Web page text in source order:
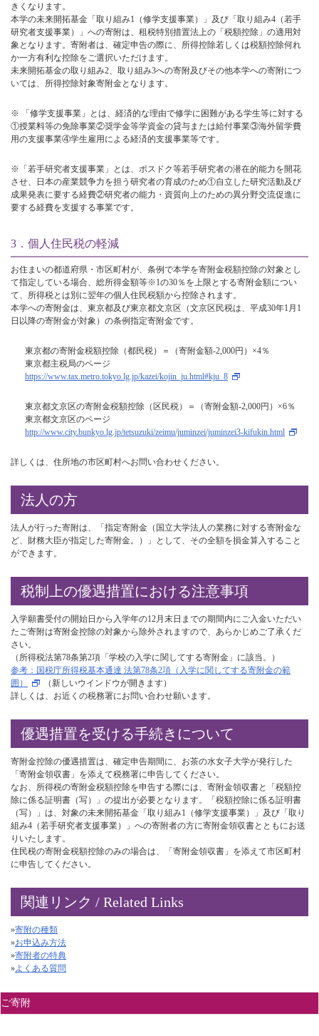
きくなります。
本学の未来開拓基金「取り組み1（修学支援事業）」及び「取り組み4（若手
研究者支援事業）」への寄附は、租税特別措置法上の「税額控除」の適用対
象となります。寄附者は、確定申告の際に、所得控除若しくは税額控除何れ
か一方有利な控除をご選択いただけます。
未来開拓基金の取り組み2、取り組み3への寄附及びその他本学への寄附につ
いては、所得控除対象寄附金となります。
※ 「修学支援事業」とは、経済的な理由で修学に困難がある学生等に対する
①授業料等の免除事業②奨学金等学資金の貸与または給付事業③海外留学費
用の支援事業④学生雇用による経済的支援事業等です。
※「若手研究者支援事業」とは、ポスドク等若手研究者の潜在的能力を開花
させ、日本の産業競争力を担う研究者の育成のため①自立した研究活動及び
成果発表に要する経費②研究者の能力・資質向上のための異分野交流促進に
要する経費を支援する事業です。
3．個人住民税の軽減
お住まいの都道府県・市区町村が、条例で本学を寄附金税額控除の対象とし
て指定している場合、総所得金額等※1の30％を上限とする寄附金額につい
て、所得税とは別に翌年の個人住民税額から控除されます。
本学への寄附金は、東京都及び東京都文京区（文京区民税は、平成30年1月1
日以降の寄附金が対象）の条例指定寄附金です。
東京都の寄附金税額控除（都民税）＝（寄附金額-2,000円）×4％
東京都主税局のページ
https://www.tax.metro.tokyo.lg.jp/kazei/kojin_ju.html#kju_8
東京都文京区の寄附金税額控除（区民税）＝（寄附金額-2,000円）×6％
東京都文京区のページ
http://www.city.bunkyo.lg.jp/tetsuzuki/zeimu/juminzei/juminzei3-kifukin.html
詳しくは、住所地の市区町村へお問い合わせください。
法人の方
法人が行った寄附は、「指定寄附金（国立大学法人の業務に対する寄附金な
ど、財務大臣が指定した寄附金。）」として、その全額を損金算入すること
ができます。
税制上の優遇措置における注意事項
入学願書受付の開始日から入学年の12月末日までの期間内にご入金いただい
たご寄附は寄附金控除の対象から除外されますので、あらかじめご了承くだ
さい。
（所得税法第78条第2項「学校の入学に関してする寄附金」に該当。）
参考：国税庁所得税基本通達 法第78条2項（入学に関してする寄附金の範
囲）
（新しいウインドウが開きます）
詳しくは、お近くの税務署にお問い合わせ願います。
優遇措置を受ける手続きについて
寄附金控除の優遇措置は、確定申告期間に、お茶の水女子大学が発行した
「寄附金領収書」を添えて税務署に申告してください。
なお、所得税の寄附金税額控除を申告する際には、寄附金領収書と「税額控
除に係る証明書（写）」の提出が必要となります。「税額控除に係る証明書
（写）」は、対象の未来開拓基金「取り組み1（修学支援事業）」及び「取り
組み4（若手研究者支援事業）」への寄附者の方に寄附金領収書とともにお送
りいたします。
住民税の寄附金税額控除のみの場合は、「寄附金領収書」を添えて市区町村
に申告してください。
関連リンク / Related Links
»寄附の種類
»お申込み方法
»寄附者の特典
»よくある質問
ご寄附